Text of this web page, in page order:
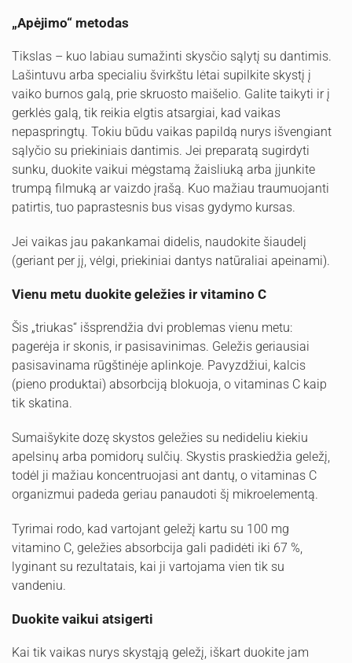
„Apėjimo“ metodas
Tikslas – kuo labiau sumažinti skysčio sąlytį su dantimis.
Lašintuvu arba specialiu švirkštu lėtai supilkite skystį į
vaiko burnos galą, prie skruosto maišelio. Galite taikyti ir į
gerklės galą, tik reikia elgtis atsargiai, kad vaikas
nepaspringtų. Tokiu būdu vaikas papildą nurys išvengiant
sąlyčio su priekiniais dantimis. Jei preparatą sugirdyti
sunku, duokite vaikui mėgstamą žaisliuką arba įjunkite
trumpą filmuką ar vaizdo įrašą. Kuo mažiau traumuojanti
patirtis, tuo paprastesnis bus visas gydymo kursas.
Jei vaikas jau pakankamai didelis, naudokite šiaudelį
(geriant per jį, vėlgi, priekiniai dantys natūraliai apeinami).
Vienu metu duokite geležies ir vitamino C
Šis „triukas“ išsprendžia dvi problemas vienu metu:
pagerėja ir skonis, ir pasisavinimas. Geležis geriausiai
pasisavinama rūgštinėje aplinkoje. Pavyzdžiui, kalcis
(pieno produktai) absorbciją blokuoja, o vitaminas C kaip
tik skatina.
Sumaišykite dozę skystos geležies su nedideliu kiekiu
apelsinų arba pomidorų sulčių. Skystis praskiedžia geležį,
todėl ji mažiau koncentruojasi ant dantų, o vitaminas C
organizmui padeda geriau panaudoti šį mikroelementą.
Tyrimai rodo, kad vartojant geležį kartu su 100 mg
vitamino C, geležies absorbcija gali padidėti iki 67 %,
lyginant su rezultatais, kai ji vartojama vien tik su
vandeniu.
Duokite vaikui atsigerti
Kai tik vaikas nurys skystąją geležį, iškart duokite jam